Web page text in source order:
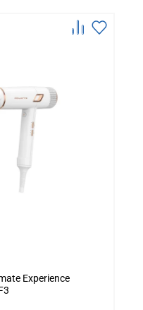
Experience